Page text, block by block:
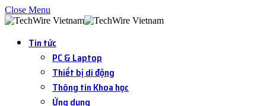
Close Menu
Tin tức
PC & Laptop
Thiết bị di động
Thông tin Khoa học
Ứng dụng